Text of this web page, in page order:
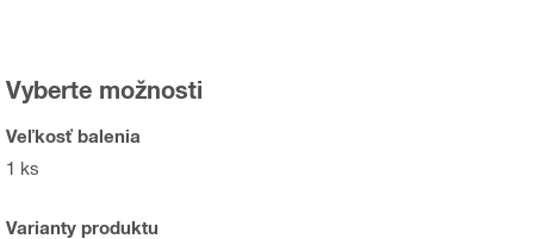
Vyberte možnosti
Veľkosť balenia
1 ks
Varianty produktu